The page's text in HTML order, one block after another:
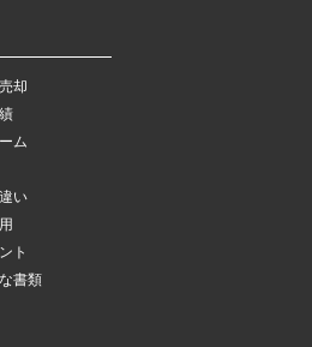
却
ム
い
ト
書類